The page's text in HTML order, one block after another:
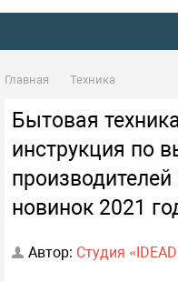
Главная Техника
Бытовая
инструкция по
новинок 2021
Автор: Студия